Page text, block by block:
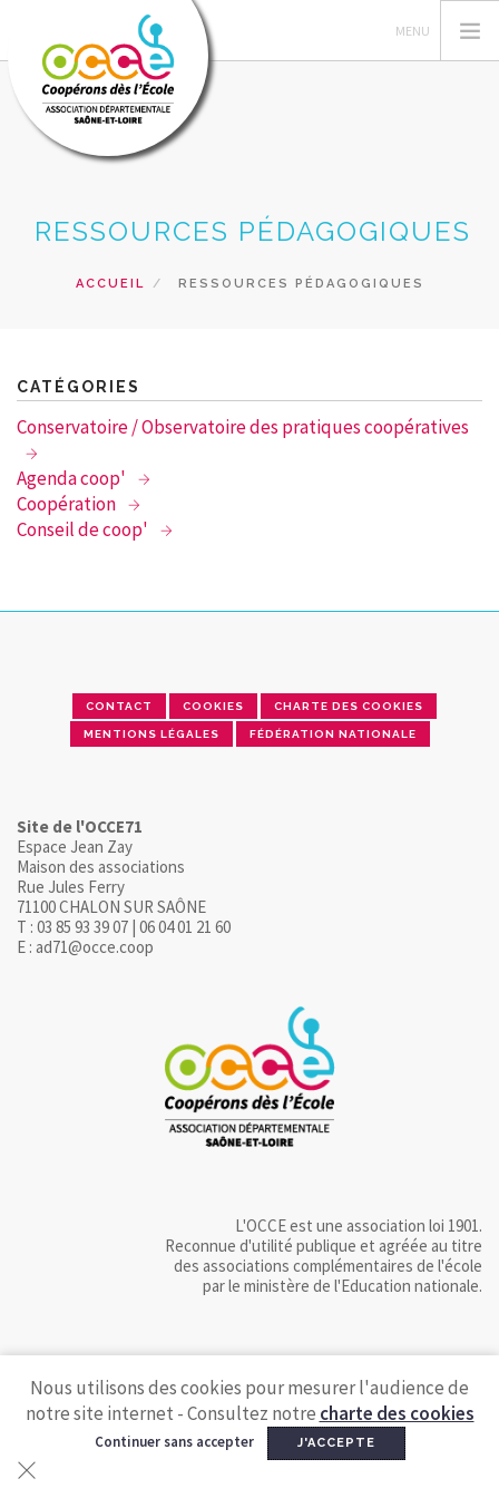
GERER SA COOPERATIVE
RECHERCHER
CONTACT
RESSOURCES PÉDAGOGIQUES
ACCUEIL RESSOURCES PÉDAGOGIQUES
CATÉGORIES
Conservatoire / Observatoire des pratiques coopératives
Agenda coop'
Coopération
Conseil de coop'
CONTACT COOKIES CHARTE DES COOKIES
MENTIONS LÉGALES FÉDÉRATION NATIONALE
Site de l'OCCE71
Espace Jean Zay
Maison des associations
Rue Jules Ferry
71100 CHALON SUR SAÔNE
T : 03 85 93 39 07 | 06 04 01 21 60
E : ad71@occe.coop
L'OCCE est une association loi 1901.
Reconnue d'utilité publique et agréée au titre
des associations complémentaires de l'école
par le ministère de l'Education nationale.
Nous utilisons des cookies pour mesurer l'audience de
notre site internet - Consultez notre charte des cookies
Continuer sans accepter J'ACCEPTE